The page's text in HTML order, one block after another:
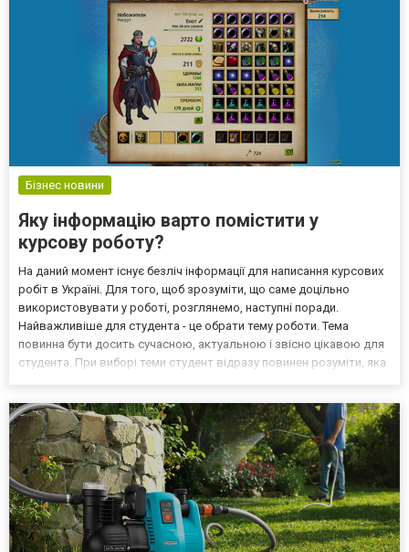
Бізнес новини
Яку інформацію варто помістити у
курсову роботу?
На даний момент існує безліч інформації для написання курсових
робіт в Україні. Для того, щоб зрозуміти, що саме доцільно
використовувати у роботі, розглянемо, наступні поради.
Найважливіше для студента - це обрати тему роботи. Тема
повинна бути досить сучасною, актуальною і звісно цікавою для
студента. При виборі теми студент відразу повинен розуміти, яка